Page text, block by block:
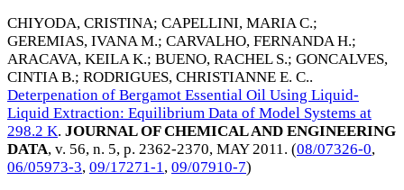
CHIYODA, CRISTINA; CAPELLINI, MARIA C.;
GEREMIAS, IVANA M.; CARVALHO, FERNANDA H.;
ARACAVA, KEILA K.; BUENO, RACHEL S.; GONCALVES,
CINTIA B.; RODRIGUES, CHRISTIANNE E. C..
Deterpenation of Bergamot Essential Oil Using Liquid-
Liquid Extraction: Equilibrium Data of Model Systems at
298.2 K. JOURNAL OF CHEMICAL AND ENGINEERING
DATA, v. 56, n. 5, p. 2362-2370, MAY 2011. (08/07326-0,
06/05973-3, 09/17271-1, 09/07910-7)